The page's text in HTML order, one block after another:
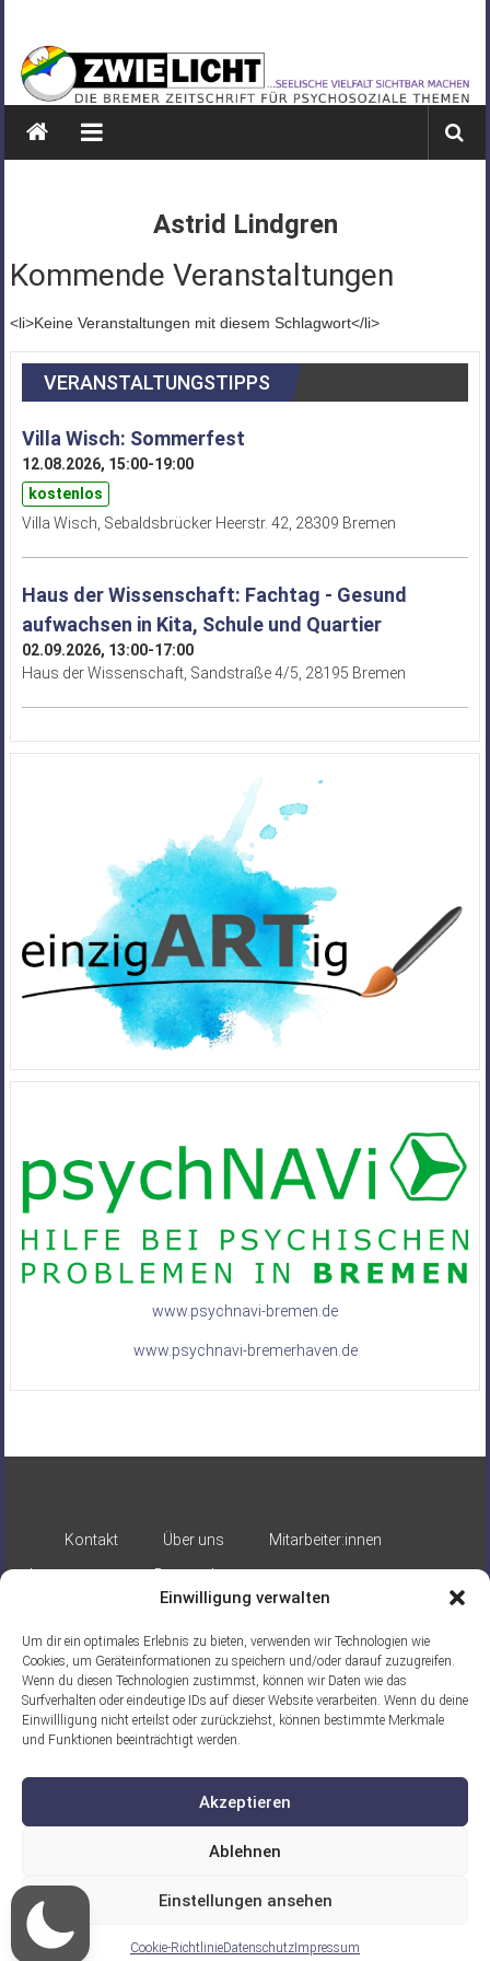
Einwilligung verwalten
Um dir ein optimales Erlebnis zu bieten, verwenden wir Technologien wie
Cookies, um Geräteinformationen zu speichern und/oder darauf zuzugreifen.
Wenn du diesen Technologien zustimmst, können wir Daten wie das
Surfverhalten oder eindeutige IDs auf dieser Website verarbeiten. Wenn du deine
Einwillligung nicht erteilst oder zurückziehst, können bestimmte Merkmale
und Funktionen beeinträchtigt werden.
Akzeptieren
Ablehnen
Einstellungen ansehen
Cookie-RichtlinieDatenschutz Impressum
springen
ZWIELICHT
BREMEN
DIE
Astrid Lindgren
Kommende Veranstaltungen
<li>Keine Veranstaltungen mit diesem Schlagwort</li>
VERANSTALTUNGSTIPPS
Villa Wisch: Sommerfest
12.08.2026, 15:00-19:00
kostenlos
Villa Wisch, Sebaldsbrücker Heerstr. 42, 28309 Bremen
Haus der Wissenschaft: Fachtag - Gesund
aufwachsen in Kita, Schule und Quartier
02.09.2026, 13:00-17:00
Haus der Wissenschaft, Sandstraße 4/5, 28195 Bremen
www.psychnavi-bremen.de
www.psychnavi-bremerhaven.de
Kontakt Über uns
Mitarbeiter:innen
Impressum
Datenschutz
Gefördert durch:
Ein Projekt der ASB Seelische Gesundheit
gGmbH